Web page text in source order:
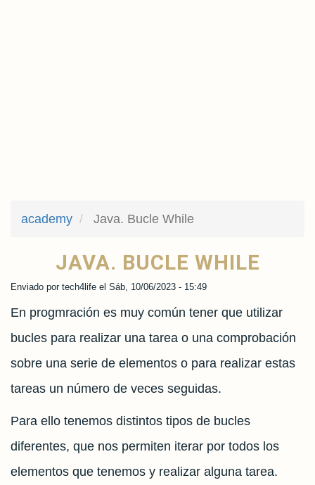
academy Java. Bucle While
JAVA. BUCLE WHILE
Enviado por tech4life el Sáb, 10/06/2023 - 15:49
En progmración es muy común tener que utilizar
bucles para realizar una tarea o una comprobación
sobre una serie de elementos o para realizar estas
tareas un número de veces seguidas.
Para ello tenemos distintos tipos de bucles
diferentes, que nos permiten iterar por todos los
elementos que tenemos y realizar alguna tarea.